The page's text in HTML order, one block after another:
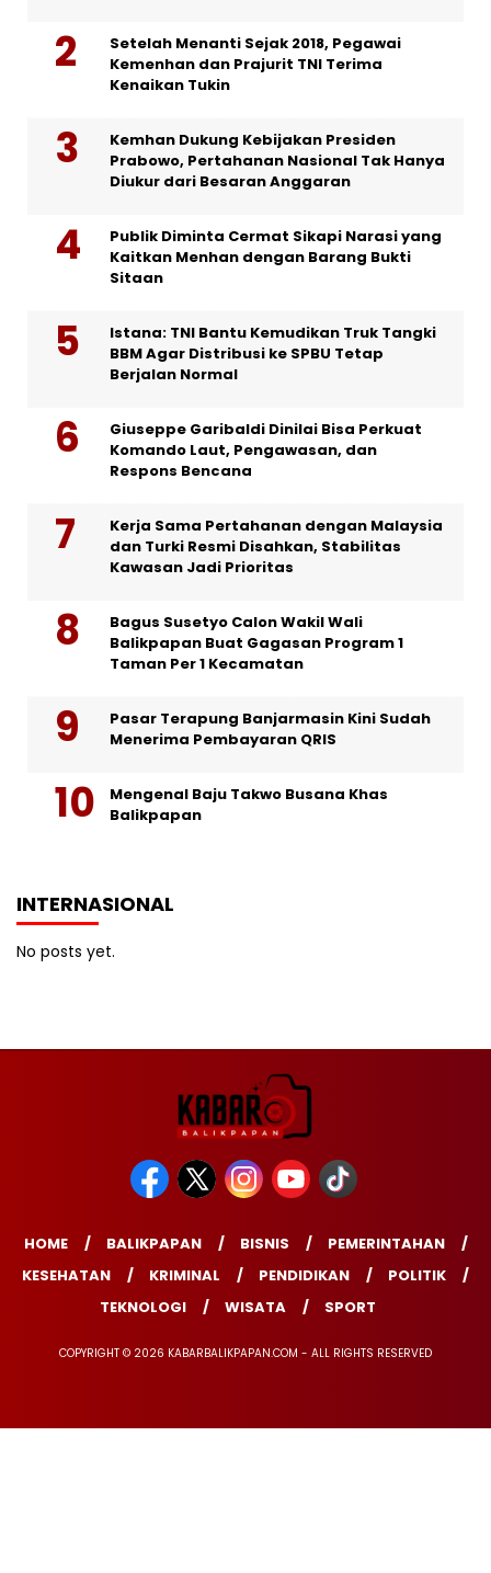
Setelah Menanti Sejak 2018, Pegawai
Kemenhan dan Prajurit TNI Terima
Kenaikan Tukin
Kemhan Dukung Kebijakan Presiden
Prabowo, Pertahanan Nasional Tak Hanya
Diukur dari Besaran Anggaran
Publik Diminta Cermat Sikapi Narasi yang
Kaitkan Menhan dengan Barang Bukti
Sitaan
Istana: TNI Bantu Kemudikan Truk Tangki
BBM Agar Distribusi ke SPBU Tetap
Berjalan Normal
Giuseppe Garibaldi Dinilai Bisa Perkuat
Komando Laut, Pengawasan, dan
Respons Bencana
Kerja Sama Pertahanan dengan Malaysia
dan Turki Resmi Disahkan, Stabilitas
Kawasan Jadi Prioritas
Bagus Susetyo Calon Wakil Wali
Balikpapan Buat Gagasan Program 1
Taman Per 1 Kecamatan
Pasar Terapung Banjarmasin Kini Sudah
Menerima Pembayaran QRIS
Mengenal Baju Takwo Busana Khas
Balikpapan
INTERNASIONAL
No posts yet.
HOME BALIKPAPAN BISNIS
PEMERINTAHAN
KESEHATAN
KRIMINAL PENDIDIKAN
POLITIK
TEKNOLOGI
WISATA SPORT
COPYRIGHT © 2026 KABARBALIKPAPAN.COM - ALL RIGHTS RESERVED